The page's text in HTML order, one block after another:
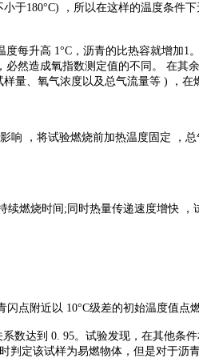
180°C) ，所以在这样的温度条件
每升高 1°C，沥青的比热容就增加1
然造成氧指数测定值的不同。 在其
、氧气浓度以及总气流量等 ) ，在
，将试验燃烧前加热温度固定 ，
燃烧时间;同时热量传递速度增快
附近以 10°C级差的初始温度值点
数达到 0. 95。试验发现，在其他条
定该试样为易燃物体，但是对于